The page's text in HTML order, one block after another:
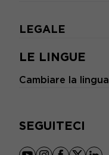
LE LINGUE
Cambiare la lingua
SEGUITECI
LEGALE